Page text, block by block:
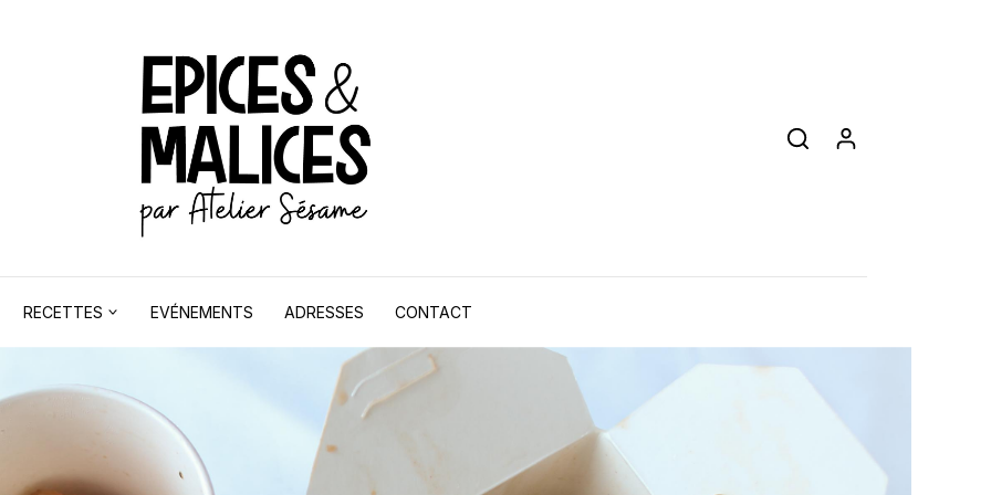
RECETTES EVÉNEMENTS ADRESSES CONTACT